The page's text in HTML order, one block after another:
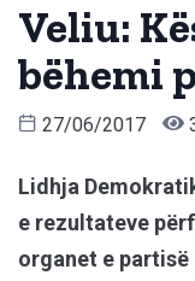
Veliu:
bëhemi
27/06/2017
Lidhja
e rezultateve
organet e partisë